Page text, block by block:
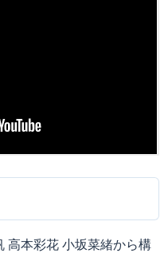
高本彩花 小坂菜緒から構